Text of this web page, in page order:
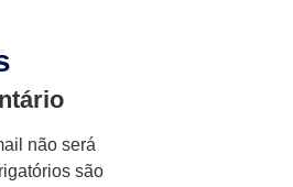
não será
são